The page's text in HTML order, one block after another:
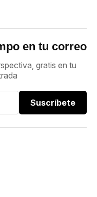
en tu correo
gratis en tu
Suscríbete